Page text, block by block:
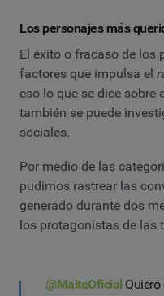
Los personajes más
El éxito o fracaso de los
factores que impulsa el
eso lo que se dice sobre
también se puede
sociales.
Por medio de las
pudimos rastrear las
generado durante dos
los protagonistas de las
@MaiteOficial